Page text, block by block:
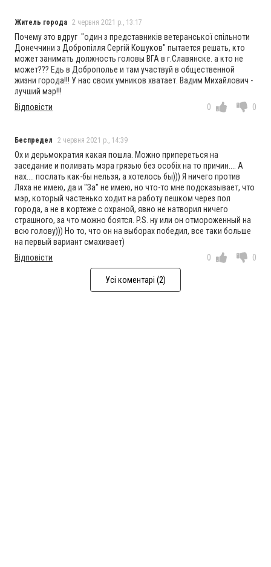
Житель города 2 червня 2021 р., 13:17
Почему это вдруг "один з представників ветеранської спільноти
Донеччини з Добропілля Сергій Кошуков" пытается решать, кто
может занимать должность головы ВГА в г.Славянске. а кто не
может??? Едь в Доброполье и там участвуй в общественной
жизни города!!! У нас своих умников хватает. Вадим Михайлович -
лучший мэр!!!
Відповісти
0 0
Беспредел 2 червня 2021 р., 14:39
Ох и дерьмократия какая пошла. Можно припереться на
заседание и поливать мэра грязью без особіх на то причин.... А
нах.... послать как-бы нельзя, а хотелось бы))) Я ничего против
Ляха не имею, да и "За" не имею, но что-то мне подсказывает, что
мэр, который частенько ходит на работу пешком через пол
города, а не в кортеже с охраной, явно не натворил ничего
страшного, за что можно боятся. P.S. ну или он отмороженный на
всю голову))) Но то, что он на выборах победил, все таки больше
на первый вариант смахивает)
Відповісти
0 0
Усі коментарі (2)